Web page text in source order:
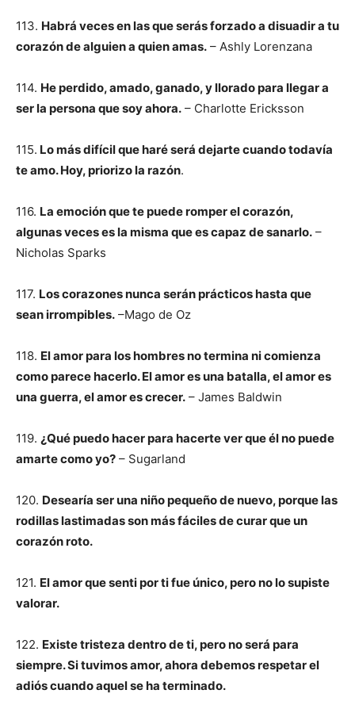
113. Habrá veces en las que serás forzado a disuadir a tu
corazón de alguien a quien amas. – Ashly Lorenzana
114. He perdido, amado, ganado, y llorado para llegar a
ser la persona que soy ahora. – Charlotte Ericksson
115. Lo más difícil que haré será dejarte cuando todavía
te amo. Hoy, priorizo la razón.
116. La emoción que te puede romper el corazón,
algunas veces es la misma que es capaz de sanarlo. –
Nicholas Sparks
117. Los corazones nunca serán prácticos hasta que
sean irrompibles. –Mago de Oz
118. El amor para los hombres no termina ni comienza
como parece hacerlo. El amor es una batalla, el amor es
una guerra, el amor es crecer. – James Baldwin
119. ¿Qué puedo hacer para hacerte ver que él no puede
amarte como yo? – Sugarland
120. Desearía ser una niño pequeño de nuevo, porque las
rodillas lastimadas son más fáciles de curar que un
corazón roto.
121. El amor que senti por ti fue único, pero no lo supiste
valorar.
122. Existe tristeza dentro de ti, pero no será para
siempre. Si tuvimos amor, ahora debemos respetar el
adiós cuando aquel se ha terminado.